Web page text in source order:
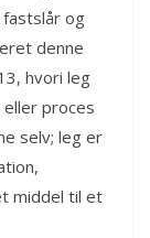
fastslår og
denne
hvori leg
proces
selv; leg er
middel til et